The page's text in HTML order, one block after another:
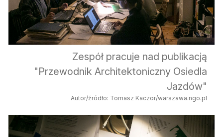
Zespół pracuje nad publikacją
"Przewodnik Architektoniczny Osiedla
Jazdów"
Autor/źródło: Tomasz Kaczor/warszawa.ngo.pl